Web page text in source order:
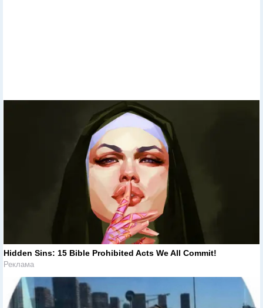
Hidden Sins: 15 Bible Prohibited Acts We All Commit!
Реклама